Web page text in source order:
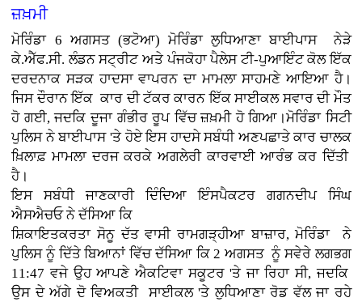
ਜ਼ਖ਼ਮੀ
ਮੋਰਿੰਡਾ 6 ਅਗਸਤ (ਭਟੋਆ)ਮੋਰਿੰਡਾ ਲੁਧਿਆਣਾ ਬਾਈਪਾਸ ਨੇੜੇ
ਕੇ.ਐੱਫ.ਸੀ. ਲੰਡਨ ਸਟ੍ਰੀਟ ਅਤੇ ਪੰਜਕੋਹਾ ਪੈਲੇਸ ਟੀ-ਪੁਆਇੰਟ ਕੋਲ ਇੱਕ
ਦਰਦਨਾਕ ਸੜਕ ਹਾਦਸਾ ਵਾਪਰਨ ਦਾ ਮਾਮਲਾ ਸਾਹਮਣੇ ਆਇਆ ਹੈ।
ਜਿਸ ਦੌਰਾਨ ਇੱਕ ਕਾਰ ਦੀ ਟੱਕਰ ਕਾਰਨ ਇੱਕ ਸਾਈਕਲ ਸਵਾਰ ਦੀ ਮੌਤ
ਹੋ ਗਈ, ਜਦਕਿ ਦੂਜਾ ਗੰਭੀਰ ਰੂਪ ਵਿੱਚ ਜ਼ਖ਼ਮੀ ਹੋ ਗਿਆ।ਮੋਰਿੰਡਾ ਸਿਟੀ
ਪੁਲਿਸ ਨੇ ਬਾਈਪਾਸ 'ਤੇ ਹੋਏ ਇਸ ਹਾਦਸੇ ਸਬੰਧੀ ਅਣਪਛਾਤੇ ਕਾਰ ਚਾਲਕ
ਖ਼ਿਲਾਫ਼ ਮਾਮਲਾ ਦਰਜ ਕਰਕੇ ਅਗਲੇਰੀ ਕਾਰਵਾਈ ਆਰੰਭ ਕਰ ਦਿੱਤੀ
ਹੈ।
ਇਸ ਸਬੰਧੀ ਜਾਣਕਾਰੀ ਦਿੰਦਿਆ ਇੰਸਪੈਕਟਰ ਗਗਨਦੀਪ ਸਿੰਘ
ਐਸਐਚਓ ਨੇ ਦੱਸਿਆ ਕਿ
ਸ਼ਿਕਾਇਤਕਰਤਾ ਸੋਨੂ ਦੱਤ ਵਾਸੀ ਰਾਮਗੜ੍ਹੀਆ ਬਾਜ਼ਾਰ, ਮੋਰਿੰਡਾ ਨੇ
ਪੁਲਿਸ ਨੂੰ ਦਿੱਤੇ ਬਿਆਨਾਂ ਵਿੱਚ ਦੱਸਿਆ ਕਿ 2 ਅਗਸਤ ਨੂੰ ਸਵੇਰੇ ਲਗਭਗ
11:47 ਵਜੇ ਉਹ ਆਪਣੇ ਐਕਟਿਵਾ ਸਕੂਟਰ 'ਤੇ ਜਾ ਰਿਹਾ ਸੀ, ਜਦਕਿ
ਉਸ ਦੇ ਅੱਗੇ ਦੋ ਵਿਅਕਤੀ ਸਾਈਕਲ 'ਤੇ ਲੁਧਿਆਣਾ ਰੋਡ ਵੱਲ ਜਾ ਰਹੇ